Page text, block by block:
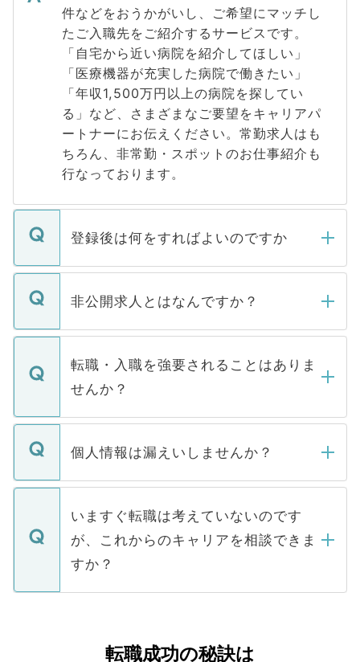
件などをおうかがいし、ご希望にマッチし
たご入職先をご紹介するサービスです。
「自宅から近い病院を紹介してほしい」
「医療機器が充実した病院で働きたい」
「年収1,500万円以上の病院を探してい
る」など、さまざまなご要望をキャリアパ
ートナーにお伝えください。常勤求人はも
ちろん、非常勤・スポットのお仕事紹介も
行なっております。
登録後は何をすればよいのですか
ご登録いただきましたら、弊社担当者がご
登録内容を確認し、その後メールもしくは
ます。通常、5営業日以内にはご連絡をせて
いただきますので、しばらくお待ちくださ
非公開求人とはなんですか？
マイナビDOCTORで取り扱っている求人の
うち約3割は、Webサイトからご覧いただ
けない「非公開求人」です。非公開求人は
下記の理由によって、一般には公開してい
ません。
■応募殺到を避けるため 人気のある医療機
関を公にしてしまうと、応募が殺到する場
に、医療機関が求める条件に合った人材の
みを人材紹介会社に依頼するケースが増え
ています。
転職・入職を強要されることはありま
せんか？
転職・入職を強要することは一切ありませ
ん。また、仮に応募先から内定をいただい
定を承諾する必要はありません。内定先へ
の辞退の連絡はキャリアパートナーが行い
個人情報は漏えいしませんか？
個人情報が漏えいすることはありませんの
で、ご安心ください。当サイトからの登録
などで収集したご登録者様の個人情報は、
ご本人のキャリアアップおよび転職活動の
支援を目的に使用いたします。お預かりし
ているすべての個人データはご本人の許可
は、個人情報の取り扱いについての厳密な
いますぐ転職は考えていないのです
が、これからのキャリアを相談できま
すか？
かがいして、現在の医療機関の状況や紹介
転職成功の秘訣は